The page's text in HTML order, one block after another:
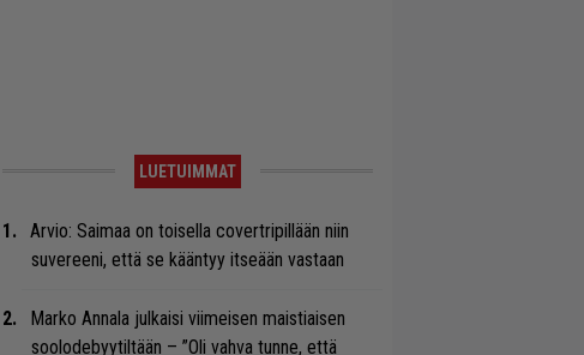
LUETUIMMAT
Arvio: Saimaa on toisella covertripillään niin
suvereeni, että se kääntyy itseään vastaan
Marko Annala julkaisi viimeisen maistiaisen
soolodebyytiltään – ”Oli vahva tunne, että